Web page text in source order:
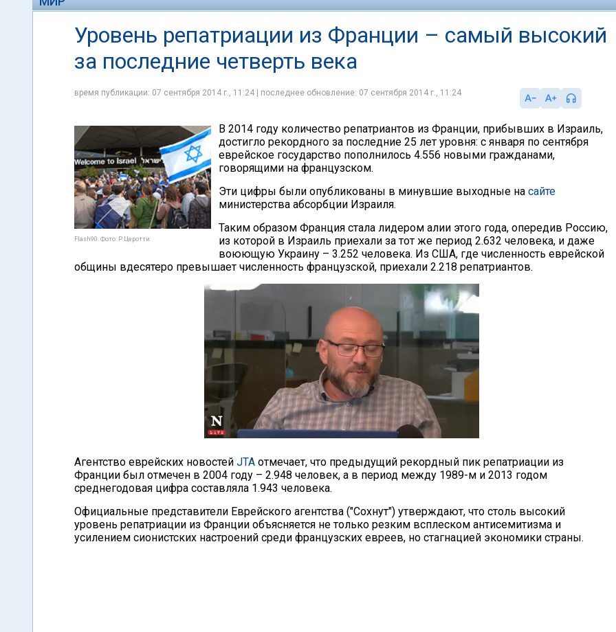
Уровень репатриации из Франции – самый высокий
за последние четверть века
время публикации: 07 сентября 2014 г., 11:24 | последнее обновление: 07 сентября 2014 г., 11:24
Flash90. Фото: Р.Церотти
В 2014 году количество репатриантов из Франции, прибывших в Израиль,
достигло рекордного за последние 25 лет уровня: с января по сентября
еврейское государство пополнилось 4.556 новыми гражданами,
говорящими на французском.
Эти цифры были опубликованы в минувшие выходные на сайте
министерства абсорбции Израиля.
Таким образом Франция стала лидером алии этого года, опередив Россию,
из которой в Израиль приехали за тот же период 2.632 человека, и даже
воюющую Украину – 3.252 человека. Из США, где численность еврейской
общины вдесятеро превышает численность французской, приехали 2.218 репатриантов.
Агентство еврейских новостей JTA отмечает, что предыдущий рекордный пик репатриации из
Франции был отмечен в 2004 году – 2.948 человек, а в период между 1989-м и 2013 годом
среднегодовая цифра составляла 1.943 человека.
Официальные представители Еврейского агентства ("Сохнут") утверждают, что столь высокий
уровень репатриации из Франции объясняется не только резким всплеском антисемитизма и
усилением сионистских настроений среди французских евреев, но стагнацией экономики страны.